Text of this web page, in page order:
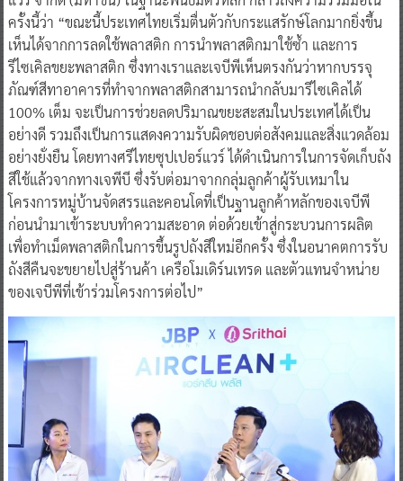
ครั้งนี้ว่า “ขณะนี้ประเทศไทยเริ่มตื่นตัวกับกระแสรักษ์โลกมากยิ่งขึ้น
เห็นได้จากการลดใช้พลาสติก การนำพลาสติกมาใช้ซ้ำ และการ
รีไซเคิลขยะพลาสติก ซึ่งทางเราและเจบีพีเห็นตรงกันว่าหากบรรจุ
ภัณฑ์สีทาอาคารที่ทำจากพลาสติกสามารถนำกลับมารีไซเคิลได้
100% เต็ม จะเป็นการช่วยลดปริมาณขยะสะสมในประเทศได้เป็น
อย่างดี รวมถึงเป็นการแสดงความรับผิดชอบต่อสังคมและสิ่งแวดล้อม
อย่างยั่งยืน โดยทางศรีไทยซุปเปอร์แวร์ ได้ดำเนินการในการจัดเก็บถัง
สีใช้แล้วจากทางเจพีบี ซึ่งรับต่อมาจากกลุ่มลูกค้าผู้รับเหมาใน
โครงการหมู่บ้านจัดสรรและคอนโดที่เป็นฐานลูกค้าหลักของเจบีพี
ก่อนนำมาเข้าระบบทำความสะอาด ต่อด้วยเข้าสู่กระบวนการผลิต
เพื่อทำเม็ดพลาสติกในการขึ้นรูปถังสีใหม่อีกครั้ง ซึ่งในอนาคตการรับ
ถังสีคืนจะขยายไปสู่ร้านค้า เครือโมเดิร์นเทรด และตัวแทนจำหน่าย
ของเจบีพีที่เข้าร่วมโครงการต่อไป”